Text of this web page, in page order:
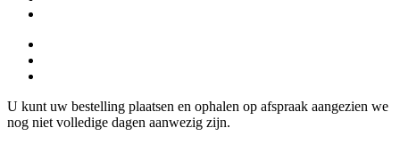
U kunt uw bestelling plaatsen en ophalen op afspraak aangezien we
nog niet volledige dagen aanwezig zijn.